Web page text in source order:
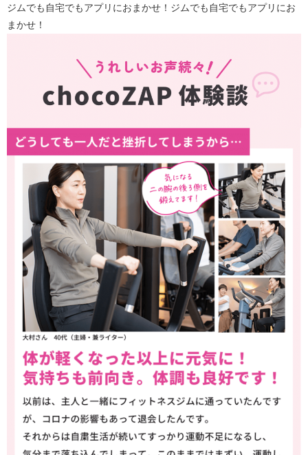
ジムでも自宅でもアプリにおまかせ！ジムでも自宅でもアプリにお
まかせ！